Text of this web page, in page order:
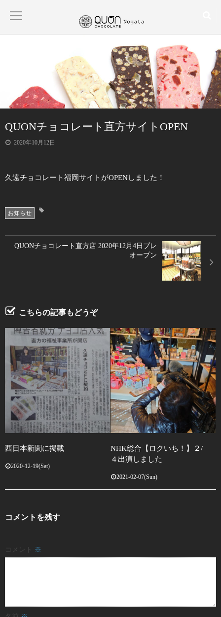
ABOUT
CONTACT
QUONチョコレート直方サイトOPEN
2020年10月12日
久遠チョコレート福岡サイトがOPENしました！
お知らせ
QUONチョコレート直方店 2020年12月4日プレ
オープン
こちらの記事もどうぞ
西日本新聞に掲載
2020-12-19(Sat)
NHK総合【ロクいち！】２/
４出演しました
2021-02-07(Sun)
コメントを残す
コメント ※